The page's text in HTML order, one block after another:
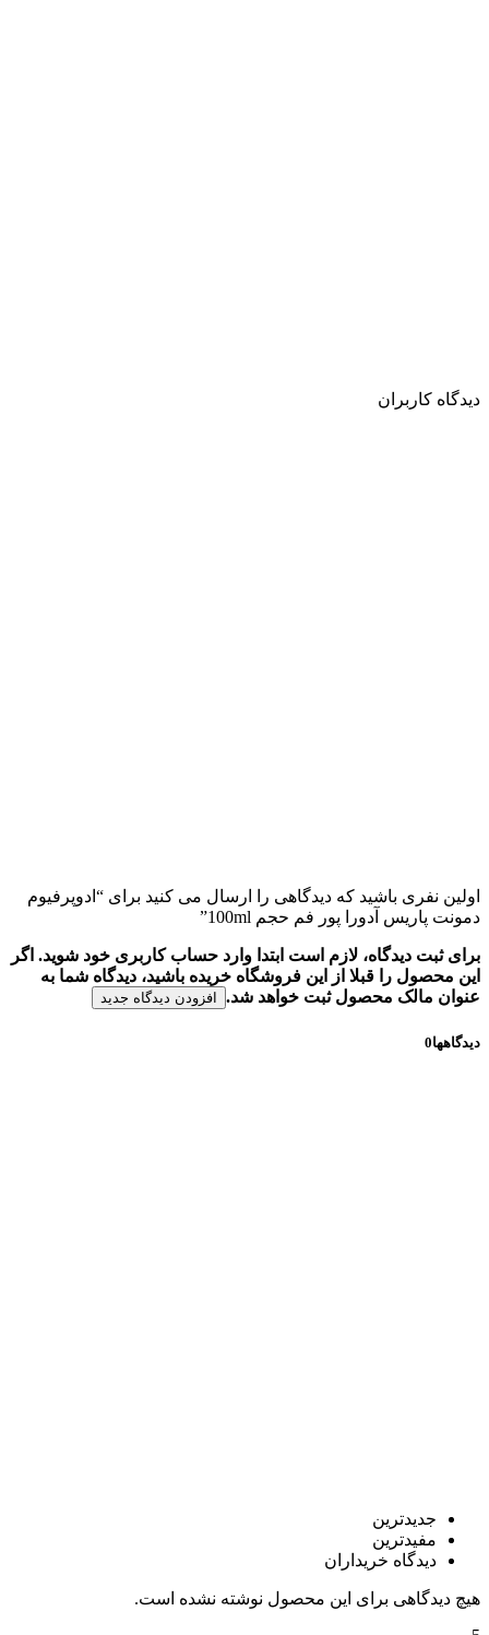
دیدگاه کاربران
اولین نفری باشید که دیدگاهی را ارسال می کنید برای “ادوپرفیوم
دمونت پاریس آدورا پور فم حجم 100ml”
برای ثبت دیدگاه، لازم است ابتدا وارد حساب کاربری خود شوید. اگر
این محصول را قبلا از این فروشگاه خریده باشید، دیدگاه شما به
عنوان مالک محصول ثبت خواهد شد.
افزودن دیدگاه جدید
دیدگاهها0
جدیدترین
مفیدترین
دیدگاه خریداران
هیچ دیدگاهی برای این محصول نوشته نشده است.